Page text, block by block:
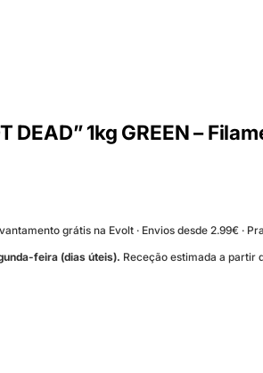
DEAD” 1kg GREEN –
grátis na Evolt · Envios desde 2.99€ ·
feira (dias úteis). Receção estimada a partir